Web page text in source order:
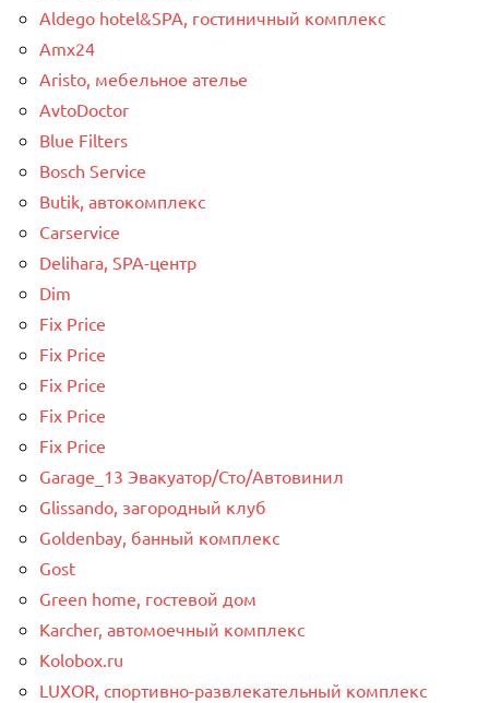
Aldego hotel&SPA, гостиничный комплекс
Amx24
Aristo, мебельное ателье
AvtoDoctor
Blue Filters
Bosch Service
Butik, автокомплекс
Carservice
Delihara, SPA-центр
Dim
Fix Price
Fix Price
Fix Price
Fix Price
Fix Price
Garage_13 Эвакуатор/Сто/Автовинил
Glissando, загородный клуб
Goldenbay, банный комплекс
Gost
Green home, гостевой дом
Karcher, автомоечный комплекс
Kolobox.ru
LUXOR, спортивно-развлекательный комплекс